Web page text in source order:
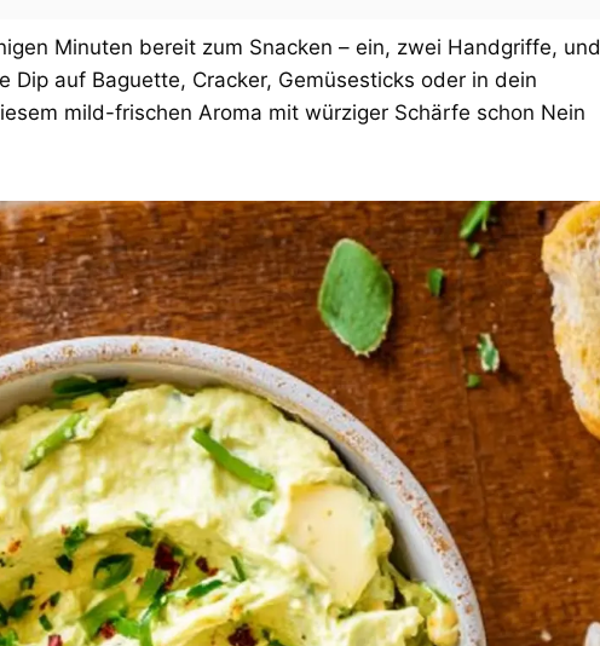
Minuten bereit zum Snacken – ein, zwei Handgriffe, und
Dip auf Baguette, Cracker, Gemüsesticks oder in dein
mild-frischen Aroma mit würziger Schärfe schon Nein